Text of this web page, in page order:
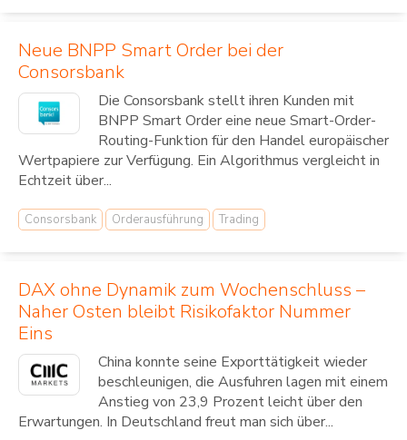
Neue BNPP Smart Order bei der
Consorsbank
Die Consorsbank stellt ihren Kunden mit
BNPP Smart Order eine neue Smart-Order-
Routing-Funktion für den Handel europäischer
Wertpapiere zur Verfügung. Ein Algorithmus vergleicht in
Echtzeit über...
Consorsbank Orderausführung Trading
DAX ohne Dynamik zum Wochenschluss –
Naher Osten bleibt Risikofaktor Nummer
Eins
China konnte seine Exporttätigkeit wieder
beschleunigen, die Ausfuhren lagen mit einem
Anstieg von 23,9 Prozent leicht über den
Erwartungen. In Deutschland freut man sich über...